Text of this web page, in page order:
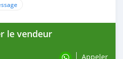
le vendeur
Appeler